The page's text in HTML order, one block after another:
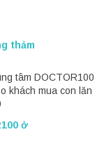
thảm
tâm DOCTOR100
khách mua con lăn
ở